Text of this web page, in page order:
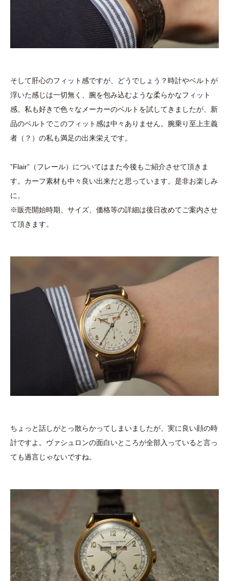
そして肝心のフィット感ですが、どうでしょう？時計やベルトが
浮いた感じは一切無く、腕を包み込むような柔らかなフィット
感。私も好きで色々なメーカーのベルトを試してきましたが、新
品のベルトでこのフィット感は中々ありません。腕乗り至上主義
者（？）の私も満足の出来栄えです。
”Flair”（フレール）についてはまた今後もご紹介させて頂きま
す。カーフ素材も中々良い出来だと思っています。是非お楽しみ
に。
※販売開始時期、サイズ、価格等の詳細は後日改めてご案内させ
て頂きます。
ちょっと話しがとっ散らかってしまいましたが、実に良い顔の時
計ですよ。ヴァシュロンの面白いところが全部入っていると言っ
ても過言じゃないですね。